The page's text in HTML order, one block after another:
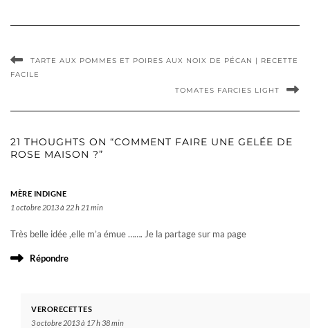
TARTE AUX POMMES ET POIRES AUX NOIX DE PÉCAN | RECETTE
FACILE
TOMATES FARCIES LIGHT
21 THOUGHTS ON “COMMENT FAIRE UNE GELÉE DE
ROSE MAISON ?”
MÈRE INDIGNE
1 octobre 2013 à 22 h 21 min
Très belle idée ,elle m’a émue ……. Je la partage sur ma page
Répondre
VERORECETTES
3 octobre 2013 à 17 h 38 min